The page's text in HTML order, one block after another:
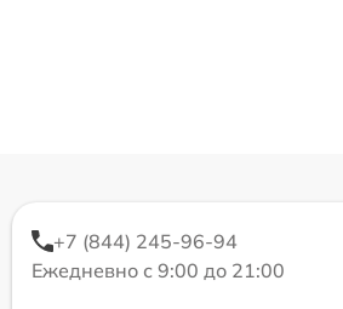
+7 (844) 245-96-94
Ежедневно с 9:00 до 21:00